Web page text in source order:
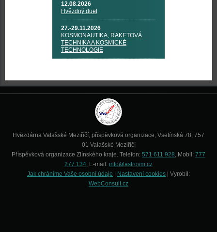
12.08.2026
Hvězdný duel
27.-29.11.2026
KOSMONAUTIKA, RAKETOVÁ
TECHNIKA A KOSMICKÉ
TECHNOLOGIE
Hvězdárna Valašské Meziříčí, příspěvková organizace, Vsetínská 78, 757
01 Valašské Meziříčí
Příspěvková organizace Zlínského kraje. Telefon: 571 611 928, Mobil: 777
277 134, E-mail: info@astrovm.cz
Jak chráníme Vaše osobní údaje
Nastavení cookies | Vyrobil:
WebConsult.cz